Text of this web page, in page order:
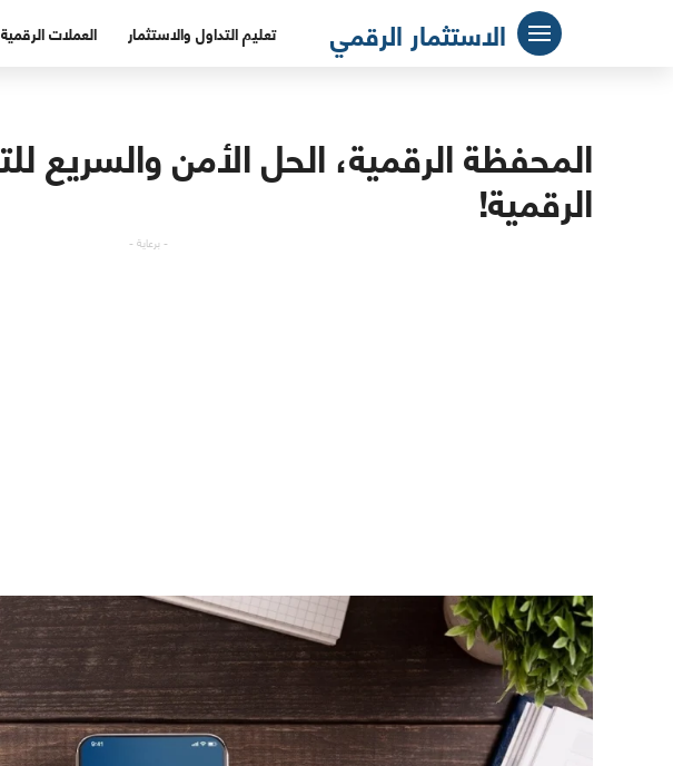
الاستثمار الرقمي تعليم التداول والاستثمار العملات الرقمية
المحفظة الرقمية، الحل الأمن والسريع
الرقمية!
- برعاية -